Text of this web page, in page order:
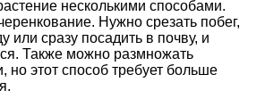
несколькими способами.
Нужно срезать побег,
или сразу посадить в почву, и
Также можно размножать
но этот способ требует больше